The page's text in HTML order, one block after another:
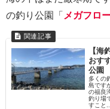
の釣り公園「 メガフロ
【海
おす
公園
多くの
島です
の福良
釣り場
すこと...